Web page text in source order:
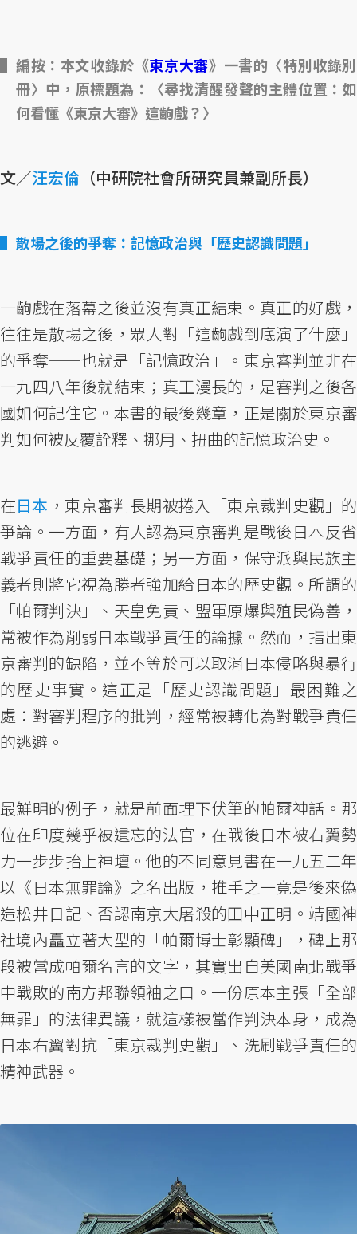
編按：本文收錄於《東京大審》一書的〈特別收錄別
冊〉中，原標題為：〈尋找清醒發聲的主體位置：如
何看懂《東京大審》這齣戲？〉
文／汪宏倫 （中研院社會所研究員兼副所長）
散場之後的爭奪：記憶政治與「歷史認識問題」
一齣戲在落幕之後並沒有真正結束。真正的好戲，
往往是散場之後，眾人對「這齣戲到底演了什麼」
的爭奪──也就是「記憶政治」。東京審判並非在
一九四八年後就結束；真正漫長的，是審判之後各
國如何記住它。本書的最後幾章，正是關於東京審
判如何被反覆詮釋、挪用、扭曲的記憶政治史。
在日本 ，東京審判長期被捲入「東京裁判史觀」的
爭論。一方面，有人認為東京審判是戰後日本反省
戰爭責任的重要基礎；另一方面，保守派與民族主
義者則將它視為勝者強加給日本的歷史觀。所謂的
「帕爾判決」、天皇免責、盟軍原爆與殖民偽善，
常被作為削弱日本戰爭責任的論據。然而，指出東
京審判的缺陷，並不等於可以取消日本侵略與暴行
的歷史事實。這正是「歷史認識問題」最困難之
處：對審判程序的批判，經常被轉化為對戰爭責任
的逃避。
最鮮明的例子，就是前面埋下伏筆的帕爾神話。那
位在印度幾乎被遺忘的法官，在戰後日本被右翼勢
力一步步抬上神壇。他的不同意見書在一九五二年
以《日本無罪論》之名出版，推手之一竟是後來偽
造松井日記、否認南京大屠殺的田中正明。靖國神
社境內矗立著大型的「帕爾博士彰顯碑」，碑上那
段被當成帕爾名言的文字，其實出自美國南北戰爭
中戰敗的南方邦聯領袖之口。一份原本主張「全部
無罪」的法律異議，就這樣被當作判決本身，成為
日本右翼對抗「東京裁判史觀」、洗刷戰爭責任的
精神武器。